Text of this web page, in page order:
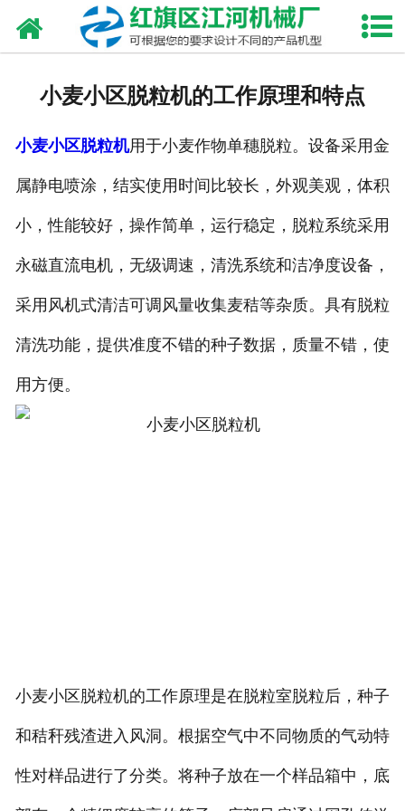
网站首页
资质荣誉
发货现场
视频中心
小麦小区脱粒机的工作原理和特点
小麦小区脱粒机用于小麦作物单穗脱粒。设备采用金
属静电喷涂，结实使用时间比较长，外观美观，体积
小，性能较好，操作简单，运行稳定，脱粒系统采用
永磁直流电机，无级调速，清洗系统和洁净度设备，
采用风机式清洁可调风量收集麦秸等杂质。具有脱粒
清洗功能，提供准度不错的种子数据，质量不错，使
用方便。
小麦小区脱粒机的工作原理是在脱粒室脱粒后，种子
和秸秆残渣进入风洞。根据空气中不同物质的气动特
性对样品进行了分类。将种子放在一个样品箱中，底